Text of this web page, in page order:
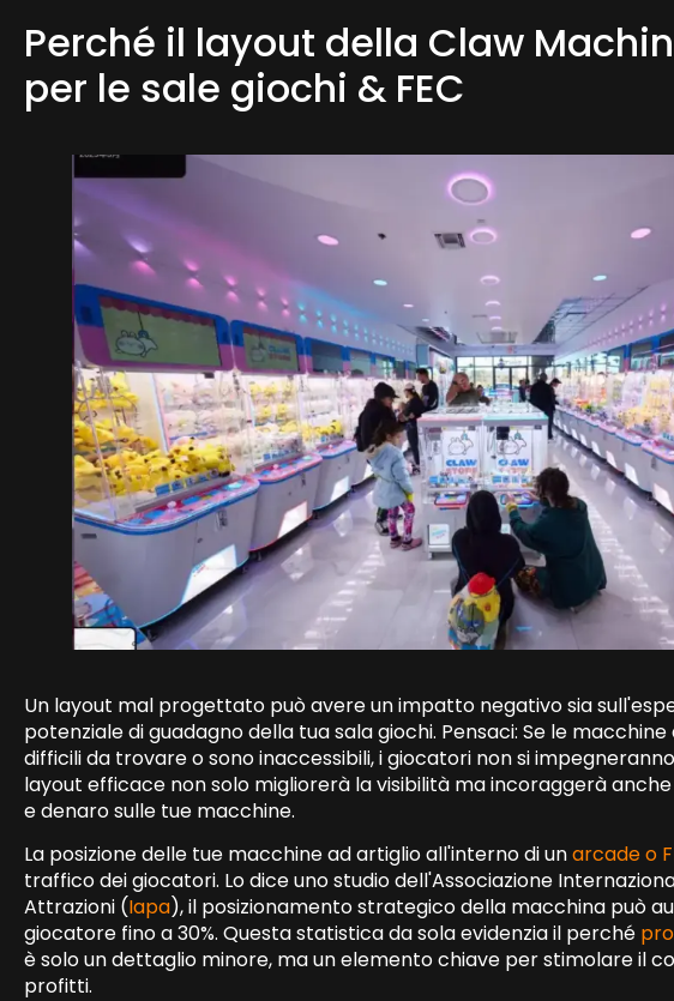
Perché il layout della Claw
per le sale giochi & FEC
Un layout mal progettato può avere un impatto negativo sia
potenziale di guadagno della tua sala giochi. Pensaci: Se le
difficili da trovare o sono inaccessibili, i giocatori non si
layout efficace non solo migliorerà la visibilità ma incoraggerà
e denaro sulle tue macchine.
La posizione delle tue macchine ad artiglio all'interno di unarcade o
traffico dei giocatori. Lo dice uno studio dell'Associazione
Attrazioni (Iapa), il posizionamento strategico della macchina può
giocatore fino a 30%. Questa statistica da sola evidenzia il perché
è solo un dettaglio minore, ma un elemento chiave per stimolare il
profitti.